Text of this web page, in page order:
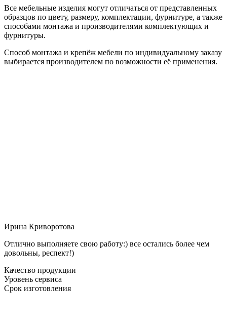
Все мебельные изделия могут отличаться от представленных
образцов по цвету, размеру, комплектации, фурнитуре, а также
способами монтажа и производителями комплектующих и
фурнитуры.
Способ монтажа и крепёж мебели по индивидуальному заказу
выбирается производителем по возможности её применения.
Ирина Криворотова
Отлично выполняете свою работу:) все остались более чем
довольны, респект!)
Качество продукции
Уровень сервиса
Срок изготовления